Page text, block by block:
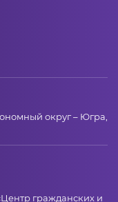
округ – Югра,
гражданских и